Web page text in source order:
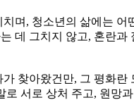
며, 청소년의 삶에는
데 그치지 않고, 혼란
찾아왔건만, 그 평화
서로 상처 주고, 원망